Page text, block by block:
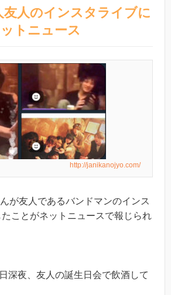
友人のインスタライブに
トニュース
http://janikanojyo.com/
が友人であるバンドマンのインス
ことがネットニュースで報じられ
深夜、友人の誕生日会で飲酒して